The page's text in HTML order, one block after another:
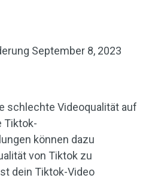
umkehren
September 8, 2023
schlechte Videoqualität auf
Tiktok-
können dazu
von Tiktok zu
dein Tiktok-Video